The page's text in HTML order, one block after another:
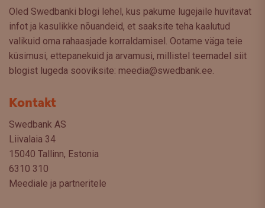
Oled Swedbanki blogi lehel, kus pakume lugejaile huvitavat
infot ja kasulikke nõuandeid, et saaksite teha kaalutud
valikuid oma rahaasjade korraldamisel. Ootame väga teie
küsimusi, ettepanekuid ja arvamusi, millistel teemadel siit
blogist lugeda sooviksite: meedia@swedbank.ee.
Kontakt
Swedbank AS
Liivalaia 34
15040 Tallinn, Estonia
6310 310
Meediale ja partneritele